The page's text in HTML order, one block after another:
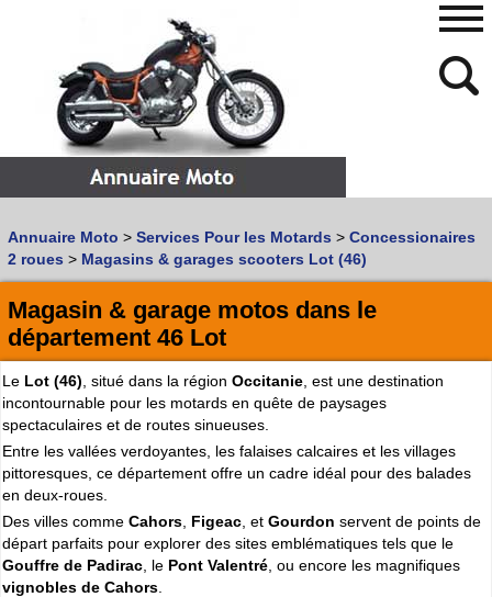
Vous recherchez un garage MOTOouSCOOTER?
Quoi :
Où :
Trouver un garage Moto !
Recherche avancée
Retrouvez dans votre VILLE
les bonnes adresses de L'ANNUAIRE MOTO & SCOOTER
SÉLECTION d'adresses :
A(188) B (314) C(380) D(83) E(80) F(94) G (119)
H(52) I(31) J(32)
480
768
Annuaire Moto > Services Pour les Motards > Concessionaires
2 roues > Magasins & garages scooters Lot (46)
Magasin & garage motos dans le
département 46 Lot
Le Lot (46) , situé dans la région Occitanie , est une destination
incontournable pour les motards en quête de paysages
spectaculaires et de routes sinueuses.
Entre les vallées verdoyantes, les falaises calcaires et les villages
pittoresques, ce département offre un cadre idéal pour des balades
en deux-roues.
Des villes comme Cahors Figeac , et Gourdon servent de points de
départ parfaits pour explorer des sites emblématiques tels que le
Gouffre de Padirac , le Pont Valentré , ou encore les magnifiques
vignobles de Cahors